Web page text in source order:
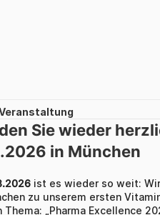
Sie wieder
in München
ist es wieder so weit:
zu unserem ersten
Thema: „Pharma Excellence